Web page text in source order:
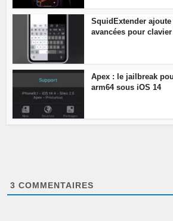
SquidExtender
avancées pour
Apex : le jailbreak
arm64 sous iOS 14
3 COMMENTAIRES